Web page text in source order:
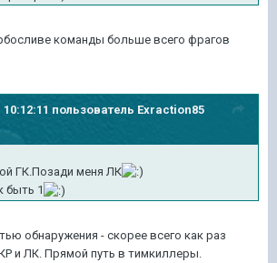
команды больше всего фрагов
10:12:11 пользователь Exraction85
ГК.Позади меня ЛК
быть 1
обнаружения - скорее всего как раз
и ЛК. Прямой путь в тимкиллеры.